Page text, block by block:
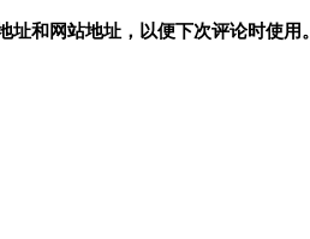
和网站地址，以便下次评论时使用。